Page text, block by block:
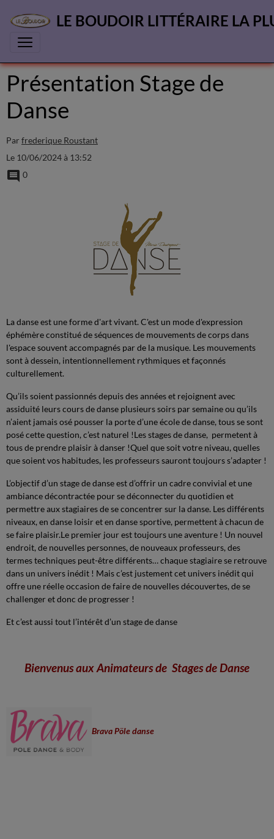
LE BOUDOIR LITTÉRAIRE LA
Présentation Stage de
Danse
Par frederique Roustant
Le 10/06/2024à 13:52
0
La danse est une forme d'art vivant. C'est un mode d'expression
éphémère constitué de séquences de mouvements de corps dans
l'espace souvent accompagnés par de la musique. Les mouvements
sont à dessein, intentionnellement rythmiques et façonnés
culturellement.
Qu’ils soient passionnés depuis des années et rejoignent avec
assiduité leurs cours de danse plusieurs soirs par semaine ou qu’ils
n’aient jamais osé pousser la porte d’une école de danse, tous se sont
posé cette question, c’est naturel !Les stages de danse, permetent à
tous de prendre plaisir à danser !Quel que soit votre niveau, quelles
que soient vos habitudes, les professeurs sauront toujours s’adapter !
L’objectif d’un stage de danse est d’offrir un cadre convivial et une
ambiance décontractée pour se déconnecter du quotidien et
permettre aux stagiaires de se concentrer sur la danse. Les différents
niveaux, en danse loisir et en danse sportive, permettent à chacun de
se faire plaisir.Le premier jour est toujours une aventure ! Un nouvel
endroit, de nouvelles personnes, de nouveaux professeurs, des
termes techniques peut-être différents… chaque stagiaire se retrouve
dans un univers inédit ! Mais c’est justement cet univers inédit qui
offre une réelle occasion de faire de nouvelles découvertes, de se
challenger et donc de progresser !
Et c’est aussi tout l’intérêt d’un stage de danse
Bienvenus aux Animateurs de Stages de Danse
Brava Pöle danse